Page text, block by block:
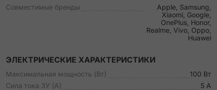
Совместимые бренды
Apple, Samsung,
Xiaomi, Google,
OnePlus, Honor,
Realme, Vivo, Oppo,
Huawei
ЭЛЕКТРИЧЕСКИЕ ХАРАКТЕРИСТИКИ
Максимальная мощность (Вт)
100 Вт
Сила тока ЗУ (А)
5 А